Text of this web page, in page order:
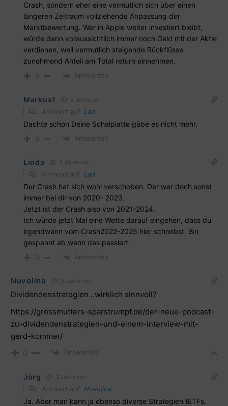
Crash, sondern eher eine vermutlich sich über einen
längeren Zeitraum vollziehende Anpassung der
Marktbewertung. Wer in Apple weiter investiert bleibt,
würde dann voraussichtlich immer noch Geld mit der Aktie
verdienen, weil vermutlich steigende Rückflüsse
zunehmend Anteil am Total return einnehmen.
0 Antworten
Markus1 3 Jahre vor
Antwort auf Lad
Dachte schon Deine Schalplatte gäbe es nicht mehr.
0 Antworten
Linda 3 Jahre vor
Antwort auf Lad
Der Crash hat sich wohl verschoben. Der war doch sonst
immer bei dir von 2020- 2023.
Jetzt ist der Crash also von 2021-2024.
Ich würde jetzt Mal eine Wette darauf eingehen, dass du
irgendwann vom Crash2022-2025 hier schreibst. Bin
gespannt ab wann das passiert.
0 Antworten
Nuvolina 3 Jahre vor
Dividendenstrategien…wirklich sinnvoll?
https://grossmutters-sparstrumpf.de/der-neue-podcast-
zu-dividendenstrategien-und-einem-interview-mit-
gerd-kommer/
0 Antworten
Jörg 3 Jahre vor
Antwort auf Nuvolina
Ja. Aber man kann ja ebenso diverse Strategien (ETFs,